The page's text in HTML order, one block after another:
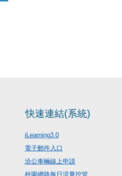
快速連結(系統)
iLearning3.0
電子郵件入口
洽公車輛線上申請
校園網路每日流量控管